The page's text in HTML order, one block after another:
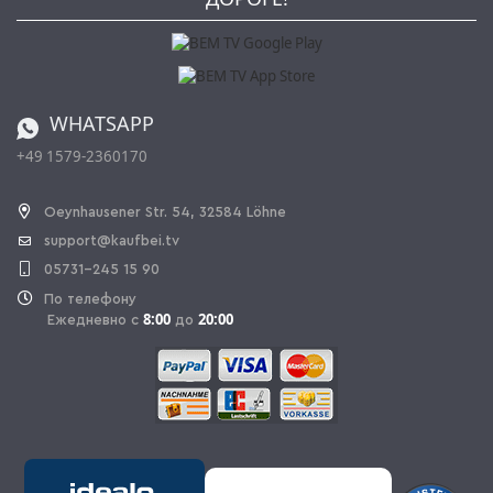
Партнерская программа
Оплата и Доставка
OPAL_WITHDRAW_LINK_TEXT
WHATSAPP
+49 1579-2360170
Oeynhausener Str. 54, 32584 Löhne
support@kaufbei.tv
05731-245 15 90
По телефону
Ежедневно с 8:00 до 20:00